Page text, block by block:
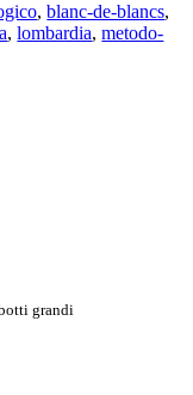
,blanc-de-blancs,
,lombardia,metodo-
grandi